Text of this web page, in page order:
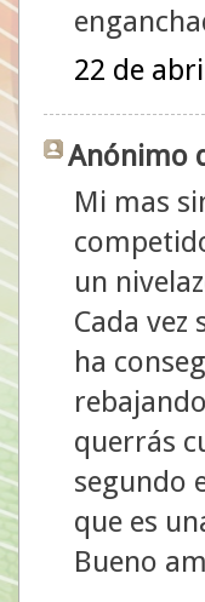
22 de
Anónimo
Mi mas
un
Cada
ha
querrás
segundo
que es
Bueno